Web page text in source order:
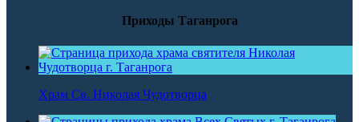
Приходы Таганрога
Храм Св. Николая Чудотворца